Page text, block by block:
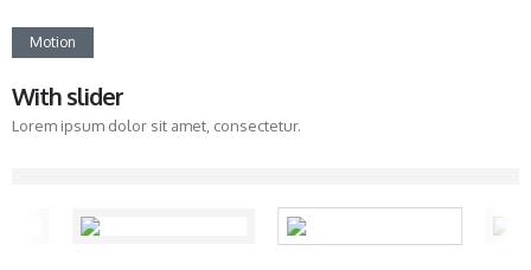
Motion
With slider
Lorem ipsum dolor sit amet, consectetur.